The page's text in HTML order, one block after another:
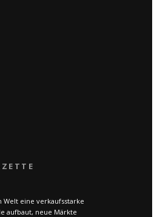
eine verkaufsstarke
aufbaut, neue Märkte